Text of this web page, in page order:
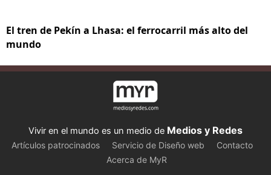
El tren de Pekín a Lhasa: el ferrocarril más alto del
mundo
Vivir en el mundo es un medio de Medios y Redes
Artículos patrocinados Servicio de Diseño web
Contacto
Acerca de MyR